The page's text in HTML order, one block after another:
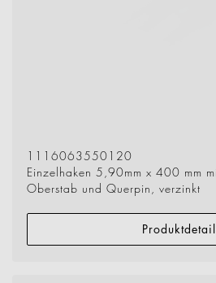
1116063550120
Einzelhaken 5,90mm x 400 mm
Oberstab und Querpin, verzinkt